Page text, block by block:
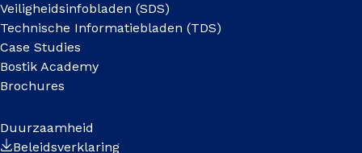
Veiligheidsinfobladen (SDS)
Technische Informatiebladen (TDS)
Case Studies
Bostik Academy
Brochures
Duurzaamheid
Beleidsverklaring